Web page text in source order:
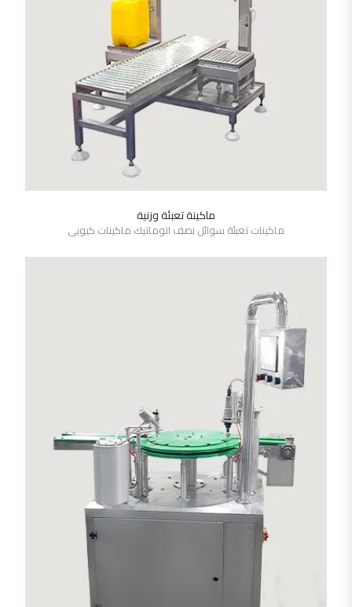
SHOW DETAILS
ماكينة تعبئة وزنية
ماكينات تعبئة سوائل نصف اتوماتيك ماكينات كيوبى